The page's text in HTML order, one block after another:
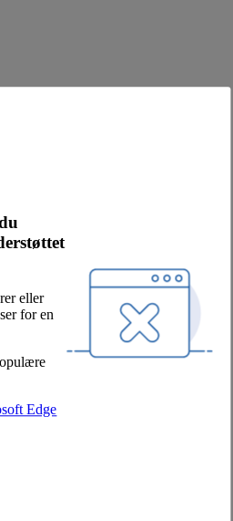
eller
for en
Edge